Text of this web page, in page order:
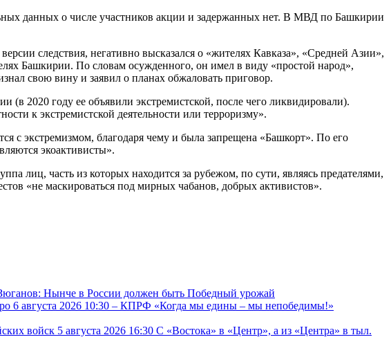
данных о числе участников акции и задержанных нет. В МВД по Башкирии
следствия, негативно высказался о «жителях Кавказа», «Средней Азии»,
Башкирии. По словам осужденного, он имел в виду «простой народ»,
свою вину и заявил о планах обжаловать приговор.
2020 году ее объявили экстремистской, после чего ликвидировали).
к экстремистской деятельности или терроризму».
с экстремизмом, благодаря чему и была запрещена «Башкорт». По его
экоактивисты».
лиц, часть из которых находится за рубежом, по сути, являясь предателями,
«не маскироваться под мирных чабанов, добрых активистов».
Нынче в России должен быть Победный урожай
6 августа 2026 10:30 – КПРФ «Когда мы едины – мы непобедимы!»
5 августа 2026 16:30 С «Востока» в «Центр», а из «Центра» в тыл.